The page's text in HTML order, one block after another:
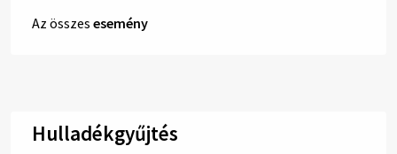
Az összes esemény
Hulladékgyűjtés